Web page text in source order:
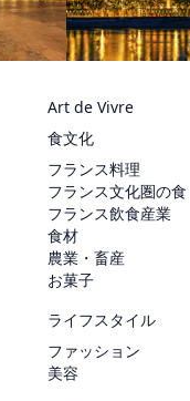
Art de Vivre
食文化
フランス料理
フランス文化圏の食
フランス飲食産業
食材
農業・畜産
お菓子
ライフスタイル
ファッション
美容